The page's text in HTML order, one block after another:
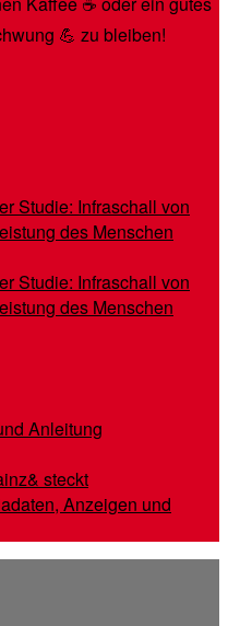
💪 zu bleiben!
Studie: Infraschall von
des Menschen
Studie: Infraschall von
des Menschen
Anleitung
steckt
Anzeigen und